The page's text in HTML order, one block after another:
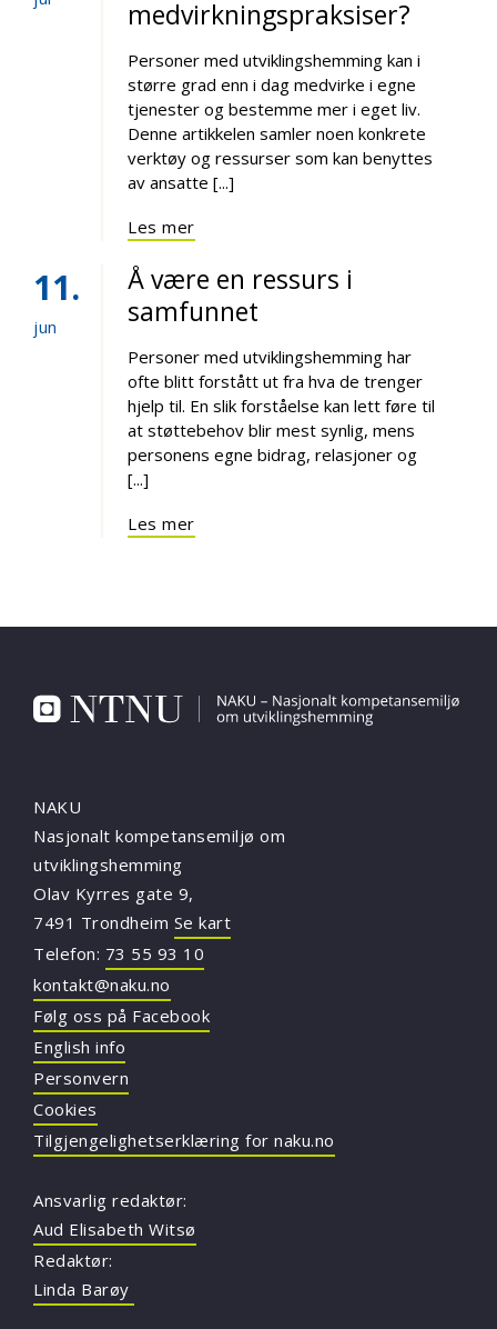
medvirkningspraksiser?
Personer med utviklingshemming kan i
større grad enn i dag medvirke i egne
tjenester og bestemme mer i eget liv.
Denne artikkelen samler noen konkrete
verktøy og ressurser som kan benyttes
av ansatte [...]
Les mer
11
jun
Å være en ressurs i
samfunnet
Personer med utviklingshemming har
ofte blitt forstått ut fra hva de trenger
hjelp til. En slik forståelse kan lett føre til
at støttebehov blir mest synlig, mens
personens egne bidrag, relasjoner og
[...]
Les mer
NAKU
Nasjonalt kompetansemiljø om
utviklingshemming
Olav Kyrres gate 9,
7491 Trondheim Se kart
Telefon: 73 55 93 10
kontakt@naku.no
Følg oss på Facebook
English info
Personvern
Cookies
Tilgjengelighetserklæring for naku.no
Ansvarlig redaktør:
Aud Elisabeth Witsø
Redaktør:
Linda Barøy